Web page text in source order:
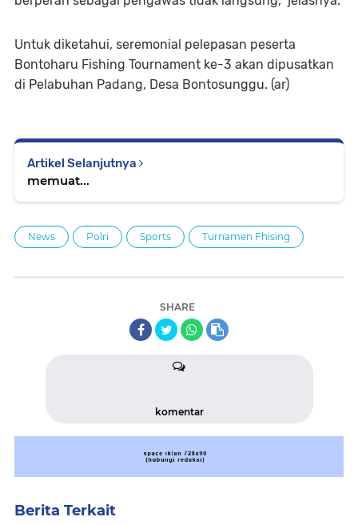
Untuk diketahui, seremonial pelepasan peserta
Bontoharu Fishing Tournament ke-3 akan dipusatkan
di Pelabuhan Padang, Desa Bontosunggu. (ar)
Artikel Selanjutnya
memuat...
News Polri Sports Turnamen Fhising
SHARE
komentar
Berita Terkait